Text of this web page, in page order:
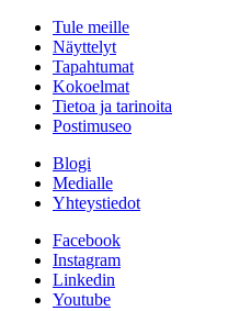
Tule meille
Näyttelyt
Tapahtumat
Kokoelmat
Tietoa ja tarinoita
Postimuseo
Blogi
Medialle
Yhteystiedot
Facebook
Instagram
Linkedin
Youtube